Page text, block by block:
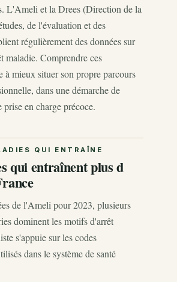
L'Ameli et la Drees (Direction de la
de l'évaluation et des
régulièrement des données sur
maladie. Comprendre ces
à mieux situer son propre parcours
dans une démarche de
prise en charge précoce.
qui entraînent plus d
de l'Ameli pour 2023, plusieurs
dominent les motifs d'arrêt
s'appuie sur les codes
dans le système de santé